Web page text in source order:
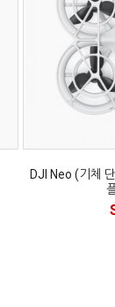
DJI Neo (기체